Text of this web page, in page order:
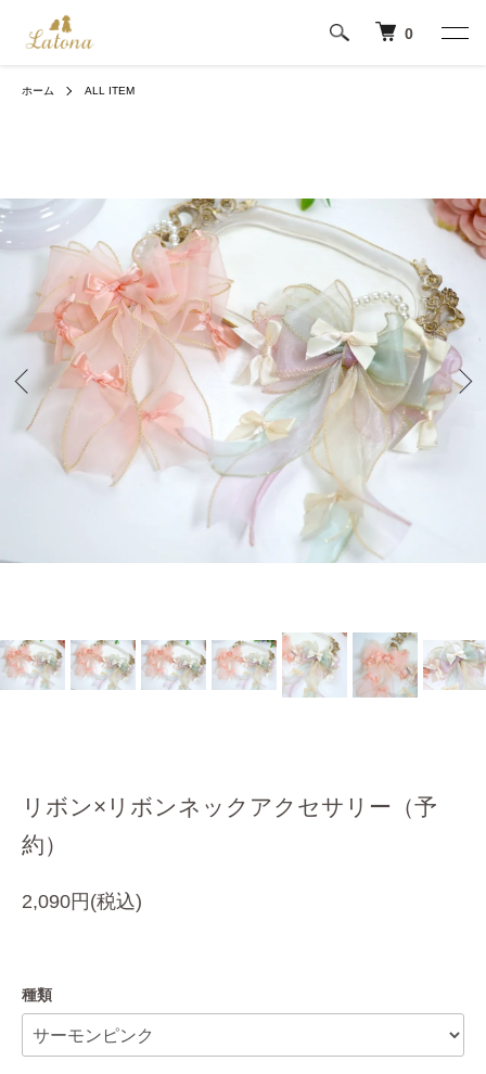
0
ホーム ALL ITEM
リボン×リボンネックアクセサリー（予
約）
2,090円(税込)
種類